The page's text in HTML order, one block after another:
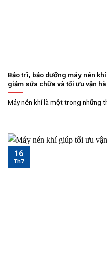
Bảo trì, bảo dưỡng máy nén
giảm sửa chữa và tối ưu vận
Máy nén khí là một trong những
16
Th7